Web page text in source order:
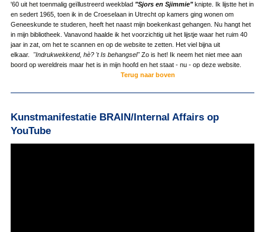
'60 uit het toenmalig geïllustreerd weekblad "Sjors en Sjimmie"knipte. Ik lijstte het in
en sedert 1965, toen ik in de Croeselaan in Utrecht op kamers ging wonen om
Geneeskunde te studeren, heeft het naast mijn boekenkast gehangen. Nu hangt het
in mijn bibliotheek. Vanavond haalde ik het voorzichtig uit het lijstje waar het ruim 40
jaar in zat, om het te scannen en op de website te zetten. Het viel bijna uit
elkaar. "Indrukwekkend, hè? 't Is behangsel"Zo is het! Ik neem het niet mee aan
boord op wereldreis maar het is in mijn hoofd en het staat - nu - op deze website.
Terug naar boven
Kunstmanifestatie BRAIN/Internal Affairs op
YouTube